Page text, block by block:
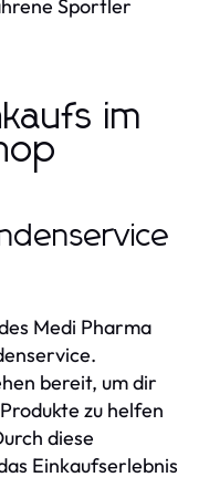
Sportler
im
Medi Pharma
bereit, um dir
zu helfen
diese
Einkaufserlebnis